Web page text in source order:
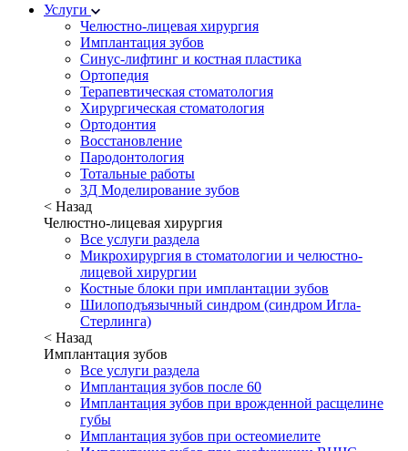
Услуги
Челюстно-лицевая хирургия
Имплантация зубов
Синус-лифтинг и костная пластика
Ортопедия
Терапевтическая стоматология
Хирургическая стоматология
Ортодонтия
Восстановление
Пародонтология
Тотальные работы
3Д Моделирование зубов
< Назад
Челюстно-лицевая хирургия
Все услуги раздела
Микрохирургия в стоматологии и челюстно-
лицевой хирургии
Костные блоки при имплантации зубов
Шилоподъязычный синдром (синдром Игла-
Стерлинга)
< Назад
Имплантация зубов
Все услуги раздела
Имплантация зубов после 60
Имплантация зубов при врожденной расщелине
губы
Имплантация зубов при остеомиелите